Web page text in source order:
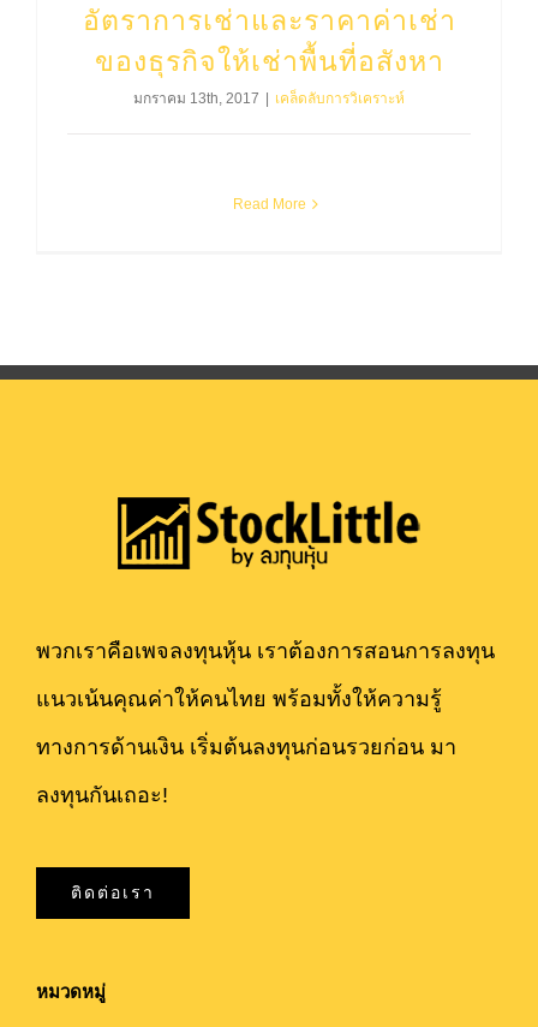
อัตราการเช่าและราคาค่าเช่า
ของธุรกิจให้เช่าพื้นที่อสังหา
มกราคม 13th, 2017 | เคล็ดลับการวิเคราะห์
Read More
พวกเราคือเพจลงทุนหุ้น เราต้องการสอนการลงทุน
แนวเน้นคุณค่าให้คนไทย พร้อมทั้งให้ความรู้
ทางการด้านเงิน เริ่มต้นลงทุนก่อนรวยก่อน มา
ลงทุนกันเถอะ!
ติดต่อเรา
หมวดหมู่